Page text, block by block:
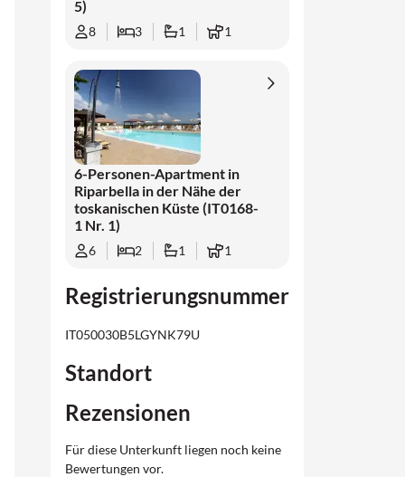
5)
8 3 1 1
6-Personen-Apartment in
Riparbella in der Nähe der
toskanischen Küste (IT0168-
1 Nr. 1)
6 2 1 1
Registrierungsnummer
IT050030B5LGYNK79U
Standort
Rezensionen
Für diese Unterkunft liegen noch keine
Bewertungen vor.